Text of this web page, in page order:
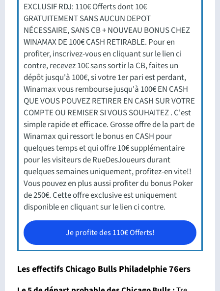
EXCLUSIF RDJ: 110€ Offerts dont 10€
GRATUITEMENT SANS AUCUN DEPOT
NÉCESSAIRE, SANS CB + NOUVEAU BONUS CHEZ
WINAMAX DE 100€ CASH RETIRABLE. Pour en
profiter, inscrivez-vous en cliquant sur le lien ci
contre, recevez 10€ sans sortir la CB, faites un
dépôt jusqu'à 100€, si votre 1er pari est perdant,
Winamax vous rembourse jusqu'à 100€ EN CASH
QUE VOUS POUVEZ RETIRER EN CASH SUR VOTRE
COMPTE OU REMISER SI VOUS SOUHAITEZ . C'est
simple rapide et efficace. Grosse offre de la part de
Winamax qui ressort le bonus en CASH pour
quelques temps et qui offre 10€ supplémentaire
pour les visiteurs de RueDesJoueurs durant
quelques semaines uniquement, profitez-en vite!!
Vous pouvez en plus aussi profiter du bonus Poker
de 250€. Cette offre exclusive est uniquement
disponible en cliquant sur le lien ci contre.
Je profite des 110€ Offerts!
Les effectifs Chicago Bulls Philadelphie 76ers